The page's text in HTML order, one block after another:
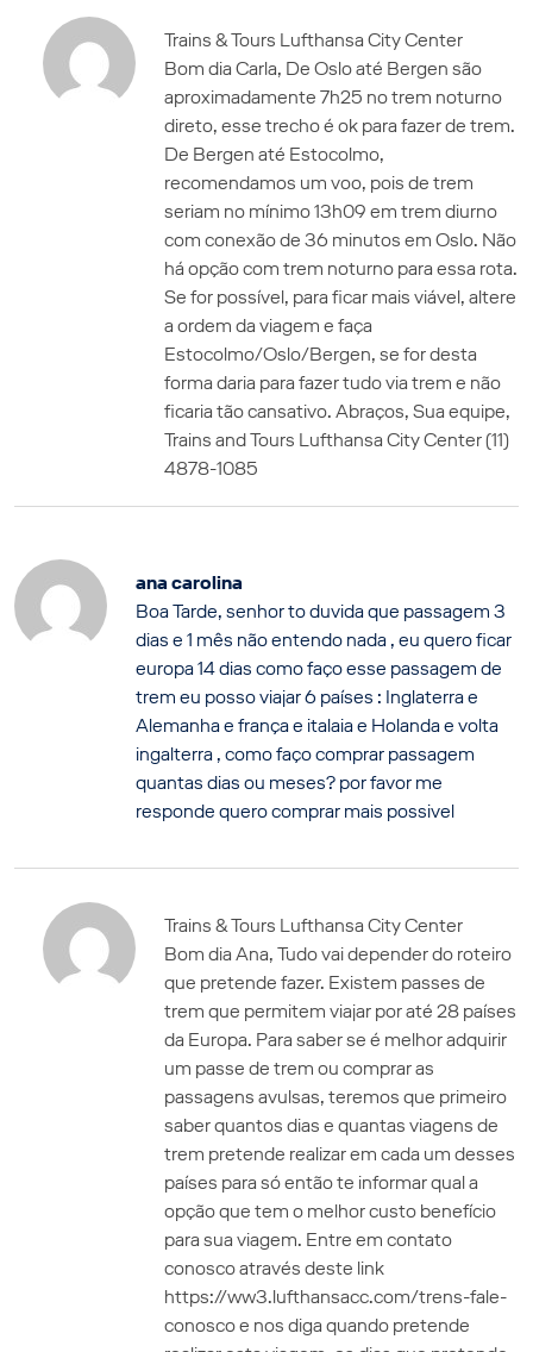
Trains & Tours Lufthansa City Center
Bom dia Carla, De Oslo até Bergen são
aproximadamente 7h25 no trem noturno
direto, esse trecho é ok para fazer de trem.
De Bergen até Estocolmo,
recomendamos um voo, pois de trem
seriam no mínimo 13h09 em trem diurno
com conexão de 36 minutos em Oslo. Não
há opção com trem noturno para essa rota.
Se for possível, para ficar mais viável, altere
a ordem da viagem e faça
Estocolmo/Oslo/Bergen, se for desta
forma daria para fazer tudo via trem e não
ficaria tão cansativo. Abraços, Sua equipe,
Trains and Tours Lufthansa City Center (11)
4878-1085
ana carolina
Boa Tarde, senhor to duvida que passagem 3
dias e 1 mês não entendo nada , eu quero ficar
europa 14 dias como faço esse passagem de
trem eu posso viajar 6 países : Inglaterra e
Alemanha e frança e italaia e Holanda e volta
ingalterra , como faço comprar passagem
quantas dias ou meses? por favor me
responde quero comprar mais possivel
Trains & Tours Lufthansa City Center
Bom dia Ana, Tudo vai depender do roteiro
que pretende fazer. Existem passes de
trem que permitem viajar por até 28 países
da Europa. Para saber se é melhor adquirir
um passe de trem ou comprar as
passagens avulsas, teremos que primeiro
saber quantos dias e quantas viagens de
trem pretende realizar em cada um desses
países para só então te informar qual a
opção que tem o melhor custo benefício
para sua viagem. Entre em contato
conosco através deste link
https://ww3.lufthansacc.com/trens-fale-
conosco e nos diga quando pretende